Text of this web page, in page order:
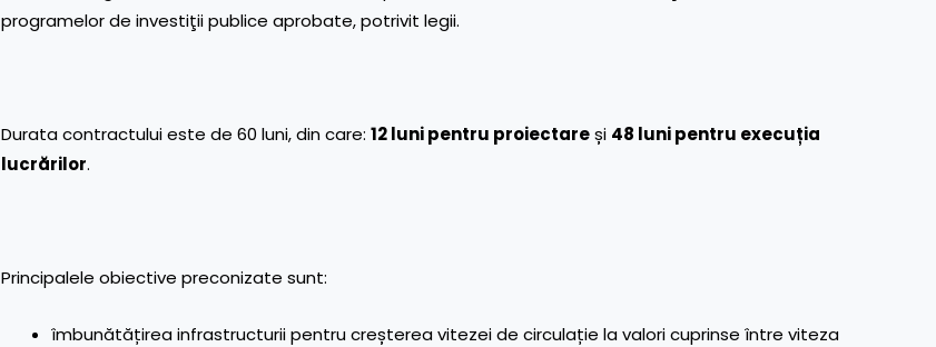
programelor de investiţii publice aprobate, potrivit legii.
Durata contractului este de 60 luni, din care: 12 luni pentru proiectareși 48 luni pentru execuția
lucrărilor.
Principalele obiective preconizate sunt:
îmbunătățirea infrastructurii pentru creșterea vitezei de circulație la valori cuprinse între viteza